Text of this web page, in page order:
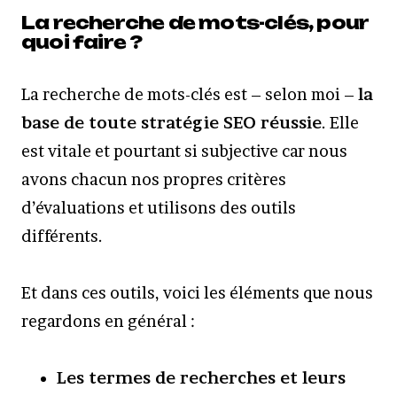
La recherche de mots-clés, pour
quoi faire ?
La recherche de mots-clés est – selon moi – la
base de toute stratégie SEO réussie. Elle
est vitale et pourtant si subjective car nous
avons chacun nos propres critères
d’évaluations et utilisons des outils
différents.
Et dans ces outils, voici les éléments que nous
regardons en général :
Les termes de recherches et leurs